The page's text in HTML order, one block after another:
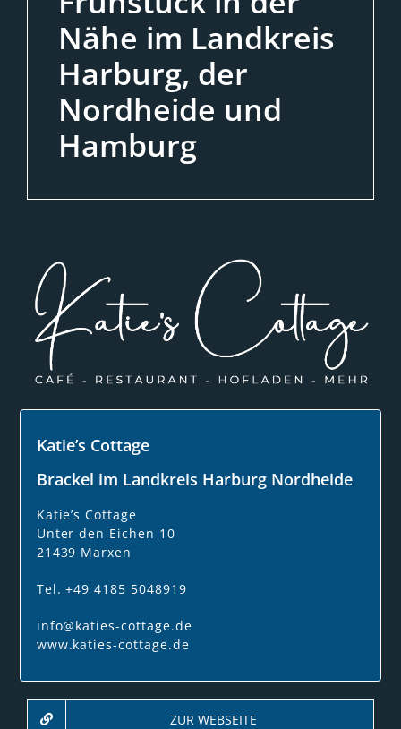
Nähe im Landkreis
Harburg, der
Nordheide und
Hamburg
Katie’s Cottage
Brackel im Landkreis Harburg Nordheide
Katie’s Cottage
Unter den Eichen 10
21439 Marxen
Tel. +49 4185 5048919
info@katies-cottage.de
www.katies-cottage.de
ZUR WEBSEITE